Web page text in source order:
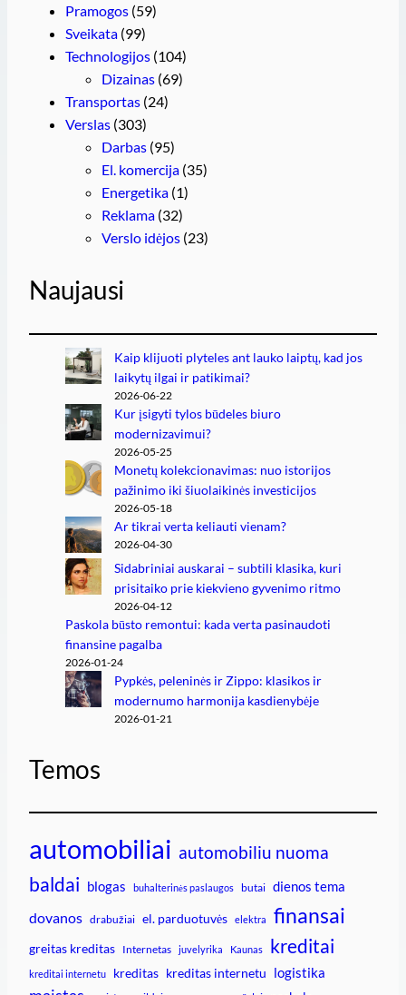
Pramogos (59)
Sveikata (99)
Technologijos (104)
Dizainas (69)
Transportas (24)
Verslas (303)
Darbas (95)
El. komercija (35)
Energetika (1)
Reklama (32)
Verslo idėjos (23)
Naujausi
Kaip klijuoti plyteles ant lauko laiptų, kad jos
laikytų ilgai ir patikimai?
2026-06-22
Kur įsigyti tylos būdeles biuro
modernizavimui?
2026-05-25
Monetų kolekcionavimas: nuo istorijos
pažinimo iki šiuolaikinės investicijos
2026-05-18
Ar tikrai verta keliauti vienam?
2026-04-30
Sidabriniai auskarai – subtili klasika, kuri
prisitaiko prie kiekvieno gyvenimo ritmo
2026-04-12
Paskola būsto remontui: kada verta pasinaudoti
finansine pagalba
2026-01-24
Pypkės, peleninės ir Zippo: klasikos ir
modernumo harmonija kasdienybėje
2026-01-21
Temos
automobiliai automobiliu nuoma
baldai blogas buhalterinės paslaugos butai dienos tema
dovanos drabužiai el. parduotuvės elektra finansai
greitas kreditas Internetas juvelyrika Kaunas kreditai
kreditai internetu kreditas kreditas internetu logistika